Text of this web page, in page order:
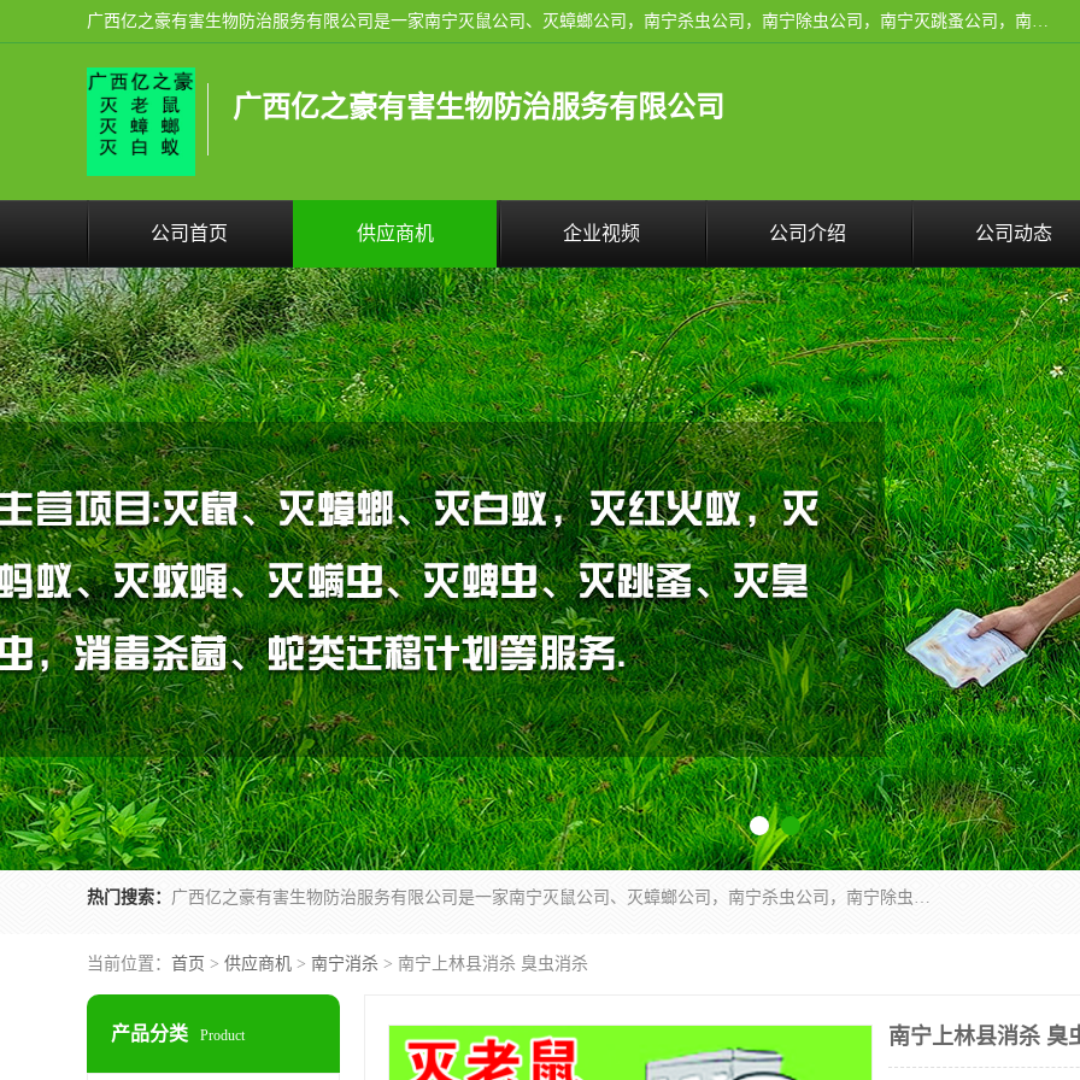
广西亿之豪有害生物防治服务有限公司是一家南宁灭鼠公司、灭蟑螂公司，南宁杀虫公司，南宁除虫公司，南宁灭跳蚤公司，南宁灭白蚁公司，南宁除四害公司,广西亿之豪有害生物防治服务有限公司专业灭蟑螂,除臭虫,其他害虫,服务上门,安全环保,售后保障,一次消杀，竭诚为您服务.
广西亿之豪有害生物防治服务有限公司
公司首页 供应商机 企业视频 公司介绍 公司动态
热门搜索： 广西亿之豪有害生物防治服务有限公司是一家南宁灭鼠公司、灭蟑螂公司，南宁杀虫公司，南宁除虫公司，南宁灭跳蚤公司，南宁灭白蚁公司，南宁除四害公司,广西亿之豪有害生物防治服务有限公司专业灭蟑螂,除臭虫,其他害虫,服务上门,安全环保,售后保障,一次消杀，竭诚为您服务.
当前位置： 首页 > 供应商机 > 南宁消杀 > 南宁上林县消杀 臭虫消杀
产品分类 Product 南宁上林县消杀 臭